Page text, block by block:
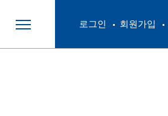
로그인 회원가입